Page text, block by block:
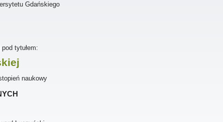
Gdańskiego
tytułem:
naukowy